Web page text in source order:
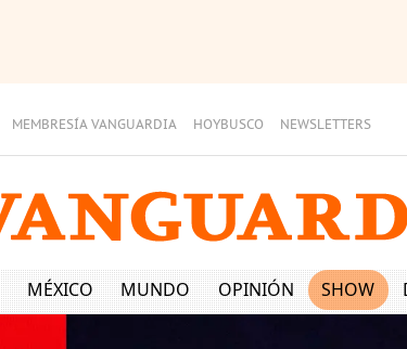
MEMBRESÍA VANGUARDIA HOYBUSCO NEWSLETTERS
MÉXICO MUNDO OPINIÓN SHOW